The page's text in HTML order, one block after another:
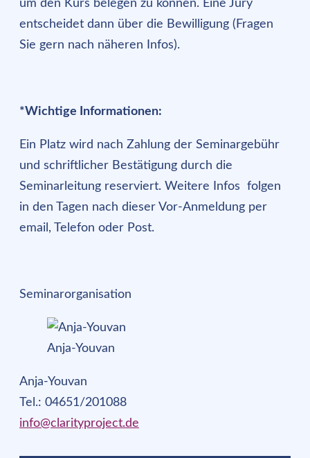
um den Kurs belegen zu können. Eine Jury
entscheidet dann über die Bewilligung (Fragen
Sie gern nach näheren Infos).
*Wichtige Informationen:
Ein Platz wird nach Zahlung der Seminargebühr
und schriftlicher Bestätigung durch die
Seminarleitung reserviert. Weitere Infos folgen
in den Tagen nach dieser Vor-Anmeldung per
email, Telefon oder Post.
Seminarorganisation
Anja-Youvan
Anja-Youvan
Tel.: 04651/201088
info@clarityproject.de